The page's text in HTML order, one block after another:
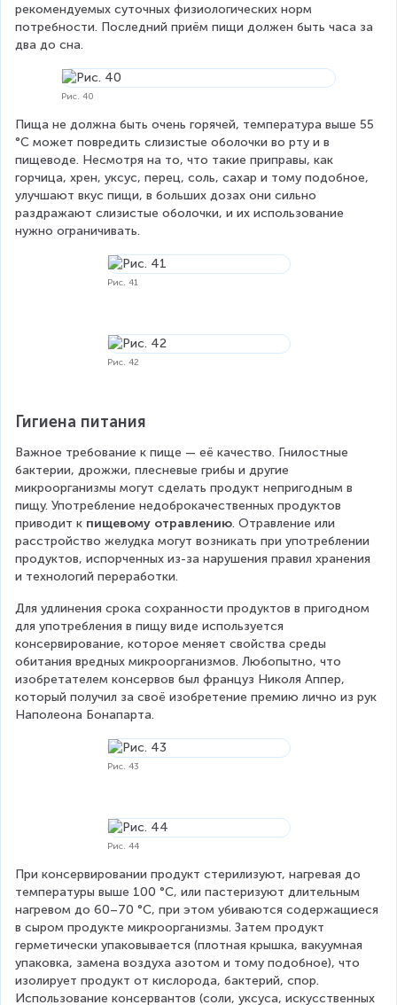
рекомендуемых суточных физиологических норм
потребности. Последний приём пищи должен быть часа за
два до сна.
Рис. 40
Пища не должна быть очень горячей, температура выше 55
°С может повредить слизистые оболочки во рту и в
пищеводе. Несмотря на то, что такие приправы, как
горчица, хрен, уксус, перец, соль, сахар и тому подобное,
улучшают вкус пищи, в больших дозах они сильно
раздражают слизистые оболочки, и их использование
нужно ограничивать.
Рис. 41
Рис. 42
Гигиена питания
Важное требование к пище — её качество. Гнилостные
бактерии, дрожжи, плесневые грибы и другие
микроорганизмы могут сделать продукт непригодным в
пищу. Употребление недоброкачественных продуктов
приводит к пищевому отравлению. Отравление или
расстройство желудка могут возникать при употреблении
продуктов, испорченных из-за нарушения правил хранения
и технологий переработки.
Для удлинения срока сохранности продуктов в пригодном
для употребления в пищу виде используется
консервирование, которое меняет свойства среды
обитания вредных микроорганизмов. Любопытно, что
изобретателем консервов был француз Николя Аппер,
который получил за своё изобретение премию лично из рук
Наполеона Бонапарта.
Рис. 43
Рис. 44
При консервировании продукт стерилизуют, нагревая до
температуры выше 100 °С, или пастеризуют длительным
нагревом до 60–70 °С, при этом убиваются содержащиеся
в сыром продукте микроорганизмы. Затем продукт
герметически упаковывается (плотная крышка, вакуумная
упаковка, замена воздуха азотом и тому подобное), что
изолирует продукт от кислорода, бактерий, спор.
Использование консервантов (соли, уксуса, искусственных